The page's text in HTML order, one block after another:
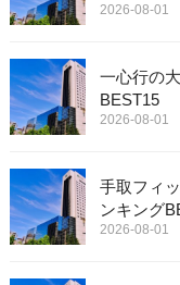
2026-08-01
一心行の
BEST15
2026-08-01
手取フィ
ンキング
2026-08-01